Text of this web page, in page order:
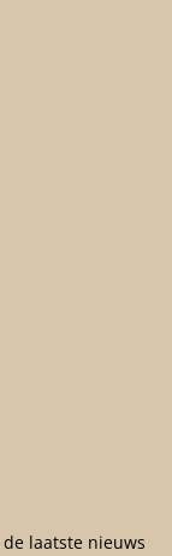
laatste nieuws